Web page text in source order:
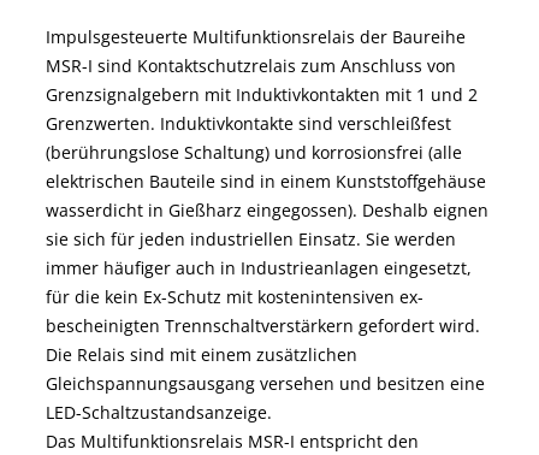
Impulsgesteuerte Multifunktionsrelais der Baureihe
MSR-I sind Kontaktschutzrelais zum Anschluss von
Grenzsignalgebern mit Induktivkontakten mit 1 und 2
Grenzwerten. Induktivkontakte sind verschleißfest
(berührungslose Schaltung) und korrosionsfrei (alle
elektrischen Bauteile sind in einem Kunststoffgehäuse
wasserdicht in Gießharz eingegossen). Deshalb eignen
sie sich für jeden industriellen Einsatz. Sie werden
immer häufiger auch in Industrieanlagen eingesetzt,
für die kein Ex-Schutz mit kostenintensiven ex-
bescheinigten Trennschaltverstärkern gefordert wird.
Die Relais sind mit einem zusätzlichen
Gleichspannungsausgang versehen und besitzen eine
LED-Schaltzustandsanzeige.
Das Multifunktionsrelais MSR-I entspricht den